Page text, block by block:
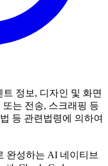
트 정보, 디자인 및 화면
는 전송, 스크래핑 등
등 관련법령에 의하여
완성하는 AI 네이티브